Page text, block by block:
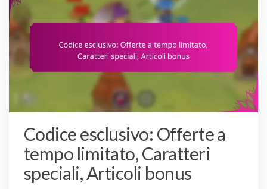
Codice esclusivo: Offerte a
tempo limitato, Caratteri
speciali, Articoli bonus